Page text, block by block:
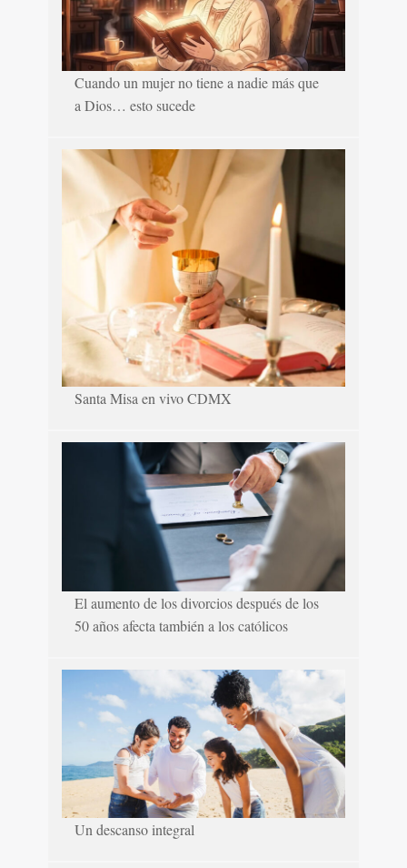
Cuando un mujer no tiene a nadie más que
a Dios… esto sucede
Santa Misa en vivo CDMX
El aumento de los divorcios después de los
50 años afecta también a los católicos
Un descanso integral